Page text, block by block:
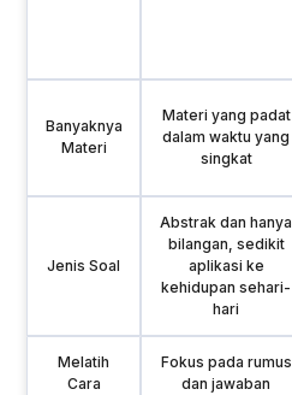
Banyaknya
Materi
Materi yang padat
dalam waktu yang
singkat
Jenis Soal
Abstrak dan hanya
bilangan, sedikit
aplikasi ke
kehidupan sehari-
hari
Melatih
Cara
Fokus pada rumus
dan jawaban